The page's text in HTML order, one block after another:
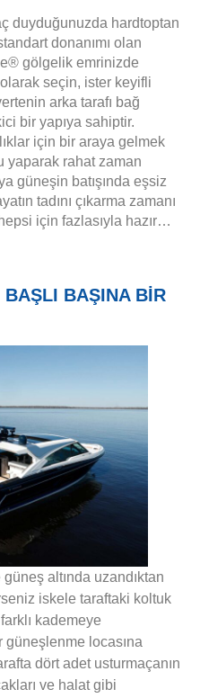
duyduğunuzda hardtoptan
donanımı olan
gölgelik emrinizde
seçin, ister keyifli
arka tarafı bağ
bir yapıya sahiptir.
için bir araya gelmek
yaparak rahat zaman
güneşin batışında eşsiz
tadını çıkarma zamanı
için fazlasıyla hazır…
BAŞLI BAŞINA BİR
altında uzandıktan
iskele taraftaki koltuk
kademeye
locasına
dört adet usturmaçanın
ve halat gibi